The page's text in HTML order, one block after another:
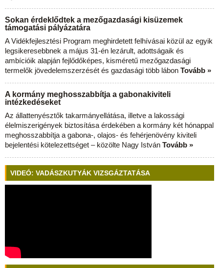
Sokan érdeklődtek a mezőgazdasági kisüzemek
támogatási pályázatára
A Vidékfejlesztési Program meghirdetett felhívásai közül az egyik
legsikeresebbnek a május 31-én lezárult, adottságaik és
ambícióik alapján fejlődőképes, kisméretű mezőgazdasági
termelők jövedelemszerzését és gazdasági több lábon Tovább »
A kormány meghosszabbítja a gabonakiviteli
intézkedéseket
Az állattenyésztők takarmányellátása, illetve a lakossági
élelmiszerigények biztosítása érdekében a kormány két hónappal
meghosszabbítja a gabona-, olajos- és fehérjenövény kiviteli
bejelentési kötelezettséget – közölte Nagy István Tovább »
VIDEÓ: VADÁSZKUTYÁK VIZSGÁZTATÁSA